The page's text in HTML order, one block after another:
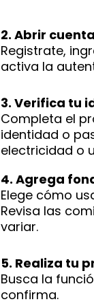
2. Abrir cuenta
Registrate,
activa la
3. Verifica tu
Completa el
identidad o
electricidad o
4. Agrega
Elege cómo
Revisa las
variar.
5. Realiza tu
Busca la
confirma.